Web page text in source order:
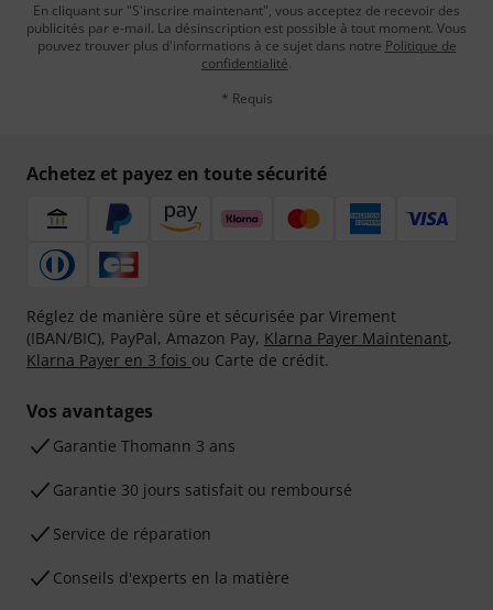
En cliquant sur "S'inscrire maintenant", vous acceptez de recevoir des
publicités par e-mail. La désinscription est possible à tout moment. Vous
pouvez trouver plus d'informations à ce sujet dans notre Politique de
confidentialité.
* Requis
Achetez et payez en toute sécurité
Réglez de manière sûre et sécurisée par Virement
(IBAN/BIC), PayPal, Amazon Pay, Klarna Payer Maintenant,
Klarna Payer en 3 fois ou Carte de crédit.
Vos avantages
Ga­ran­tie Thomann 3 ans
Garantie 30 jours satisfait ou remboursé
Service de réparation
Conseils d'experts en la matière